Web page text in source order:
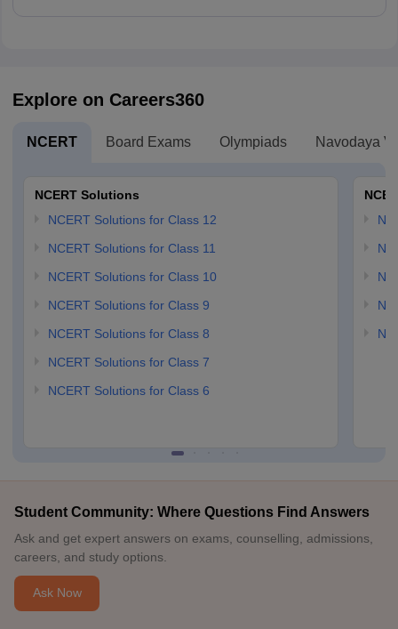
Explore on Careers360
NCERT Board Exams Olympiads Navodaya
NCERT Solutions
NCERT Solutions for Class 12
NCERT Solutions for Class 11
NCERT Solutions for Class 10
NCERT Solutions for Class 9
NCERT Solutions for Class 8
NCERT Solutions for Class 7
NCERT Solutions for Class 6
Student Community: Where Questions Find Answers
Ask and get expert answers on exams, counselling, admissions,
careers, and study options.
Ask Now